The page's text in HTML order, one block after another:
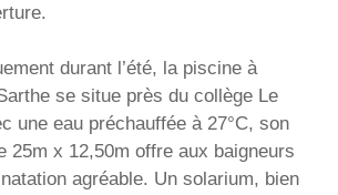
durant l’été, la piscine à
se situe près du collège Le
une eau préchauffée à 27°C, son
25m x 12,50m offre aux baigneurs
agréable. Un solarium, bien